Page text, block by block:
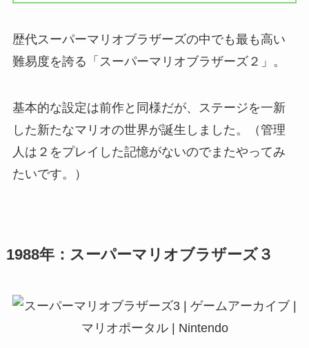
歴代スーパーマリオブラザーズの中でも最も高い
難易度を誇る「スーパーマリオブラザーズ２」。
基本的な設定は前作と同様だが、ステージを一新
した新たなマリオの世界が誕生しました。（管理
人は２をプレイした記憶がないのでまたやってみ
たいです。）
1988年：スーパーマリオブラザーズ３